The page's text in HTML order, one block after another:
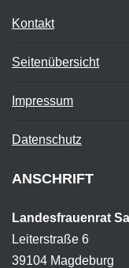
Kontakt
Seitenübersicht
Impressum
Datenschutz
ANSCHRIFT
Landesfrauenrat
Leiterstraße 6
39104 Magdeburg